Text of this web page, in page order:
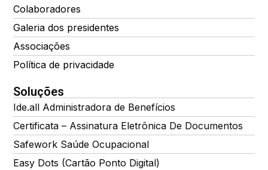
Colaboradores
Galeria dos presidentes
Associações
Política de privacidade
Soluções
Ide.all Administradora de Benefícios
Certificata – Assinatura Eletrônica De Documentos
Safework Saúde Ocupacional
Easy Dots (Cartão Ponto Digital)